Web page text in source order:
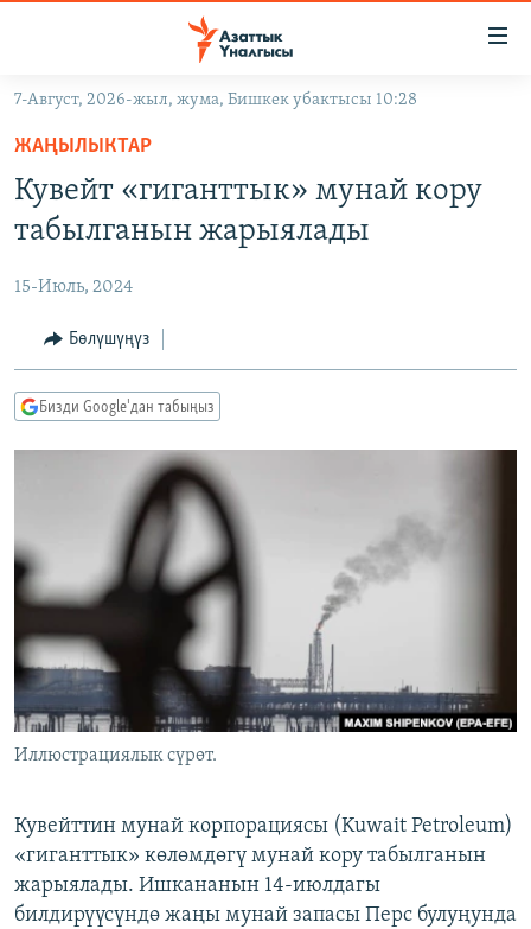
Навигацияга
өтүңүз
Издөөгө
салыңызКЫРГЫЗСТАН
ЭКОНОМИКА
МАДАНИЯТ
ДҮЙНӨ
БОРБОР АЗИЯ
АТАЙЫН ИЛИКТӨӨ
ТВ ПРОГРАММАЛАР
ЭКСПЕРТТЕР ТАЛДАЙТ
БИЗ ЖАНА ДҮЙНӨ
ЭЖЕ-СИҢДИЛЕР
АЗАТТЫК+
ЫҢГАЙСЫЗ СУРООЛОР
ӨЗГӨЧӨ ПИКИР
ОНЛАЙН ШЕРИНЕ
ЭЕ/АРнун бардык сайттары
7-Август, 2026-жыл, жума, Бишкек убактысы 10:28
ЖАҢЫЛЫКТАР
Кувейт «гиганттык» мунай кору
табылганын жарыялады
15-Июль, 2024
Бөлүшүңүз
Бизди Google'дан табыңыз
Иллюстрациялык сүрөт.
Кувейттин мунай корпорациясы (Kuwait Petroleum)
«гиганттык» көлөмдөгү мунай кору табылганын
жарыялады. Ишкананын 14-июлдагы
билдирүүсүндө жаңы мунай запасы Перс булуңунда